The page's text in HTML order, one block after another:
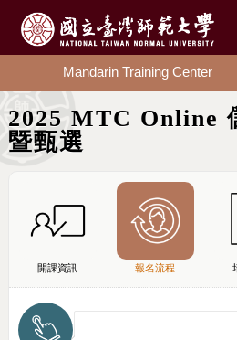
Mandarin Training Center
2025 MTC Online
暨甄選
開課資訊 報名流程